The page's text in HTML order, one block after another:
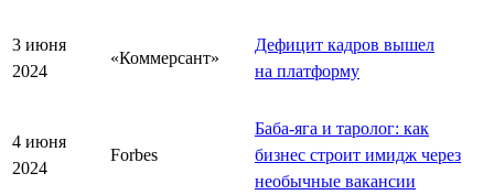
3 июня
2024
«Коммерсант»
Дефицит кадров вышел
на платформу
4 июня
2024
Forbes
Баба-яга и таролог: как
бизнес строит имидж через
необычные вакансии